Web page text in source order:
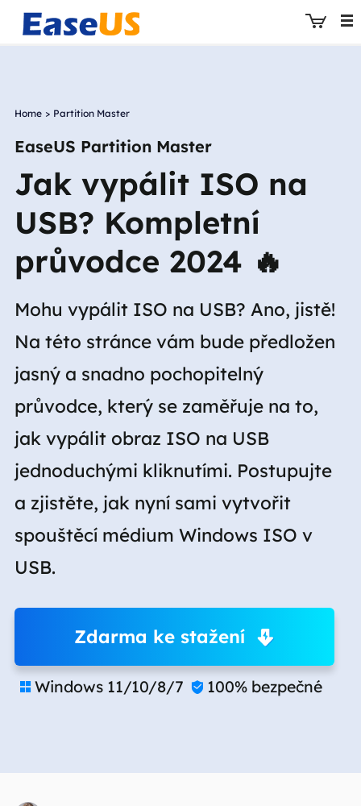
Home > Partition Master
EaseUS Partition Master
Jak vypálit ISO na
USB? Kompletní
průvodce 2024 🔥
Mohu vypálit ISO na USB? Ano, jistě!
Na této stránce vám bude předložen
jasný a snadno pochopitelný
průvodce, který se zaměřuje na to,
jak vypálit obraz ISO na USB
jednoduchými kliknutími. Postupujte
a zjistěte, jak nyní sami vytvořit
spouštěcí médium Windows ISO v
USB.
Zdarma ke stažení
 Windows 11/10/8/7  100% bezpečné